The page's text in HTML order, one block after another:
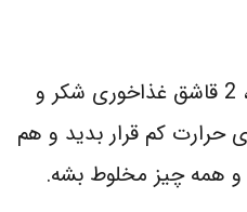
در قابلمه دیگه‌ای، آب، 2 قاشق غذاخوری شکر و
حرارت کم قرار بدید و هم
و همه چیز مخلوط بشه.